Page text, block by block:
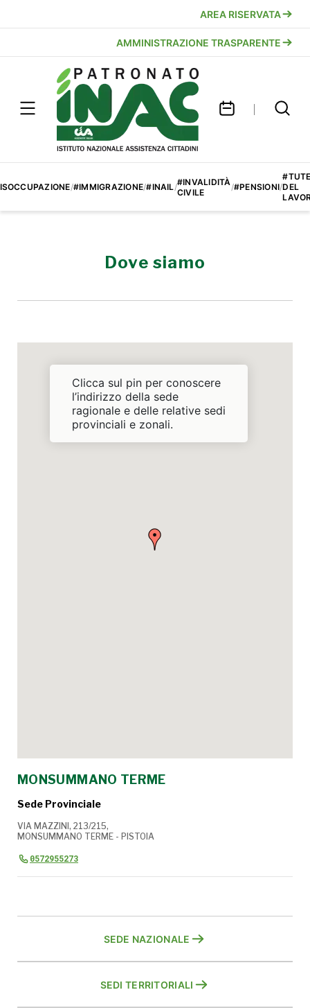
AREA RISERVATA
AMMINISTRAZIONE TRASPARENTE
/#IMMIGRAZIONE/#INAIL/#INVALIDITÀ
CIVILE
/#PENSIONI/DEL
Dove siamo
Clicca sul pin per conoscere
l’indirizzo della sede
ragionale e delle relative sedi
provinciali e zonali.
MONSUMMANO TERME
Sede Provinciale
VIA MAZZINI, 213/215,
MONSUMMANO TERME - PISTOIA
0572955273
SEDE NAZIONALE
SEDI TERRITORIALI